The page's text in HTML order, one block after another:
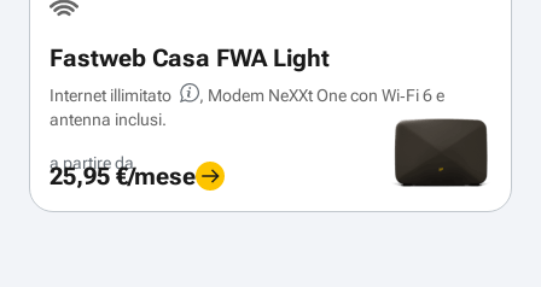
Fastweb Casa FWA Light
Internet illimitato
, Modem NeXXt One con Wi‑Fi 6 e
antenna inclusi.
a partire da
25,95 €/mese